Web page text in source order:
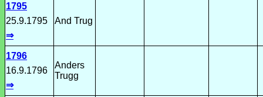
1795
25.9.1795
⇒
And Trug
1796
16.9.1796
⇒
Anders
Trugg